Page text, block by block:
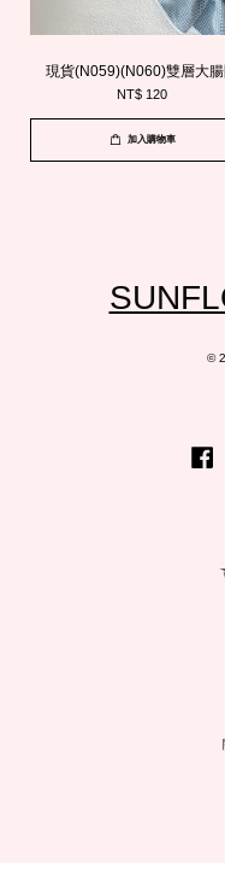
現貨(N059)(N060)雙層大腸
NT$ 120
加入購物車
©